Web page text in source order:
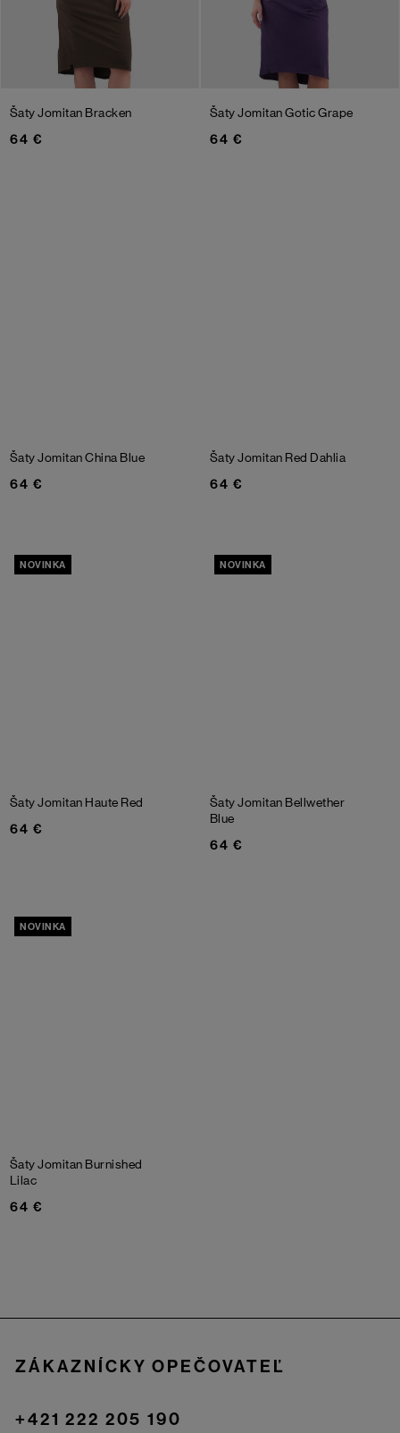
Šaty Jomitan Bracken
64 €
Šaty JomitanGotic Grape
64 €
Šaty JomitanChina Blue
64 €
Šaty Jomitan Red Dahlia
64 €
NOVINKA
Šaty Jomitan Haute Red
64 €
NOVINKA
Šaty Jomitan Bellwether
Blue
64 €
NOVINKA
Šaty Jomitan Burnished
Lilac
64 €
ZÁKAZNÍCKY OPEČOVATEĽ
+421 222 205 190